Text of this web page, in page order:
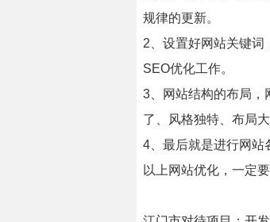
规律的更新。
2、设置好网站关键词
SEO优化工作。
3、网站结构的布局，
了、风格独特、布局
4、最后就是进行网站
以上网站优化，一定